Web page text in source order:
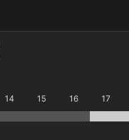
14 15 16 17